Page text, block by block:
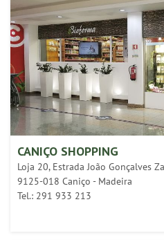
CANIÇO SHOPPING
Loja 20, Estrada João Gonçalves
9125-018 Caniço - Madeira
Tel.: 291 933 213